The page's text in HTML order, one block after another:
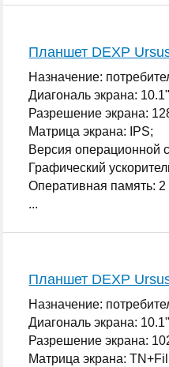
Планшет DEXP
Назначение:
Диагональ экрана:
Разрешение экрана:
Матрица экрана: IPS;
Версия операционной
Графический
Оперативная память: 2
...
Планшет DEXP
Назначение:
Диагональ экрана:
Разрешение экрана:
Матрица экрана: